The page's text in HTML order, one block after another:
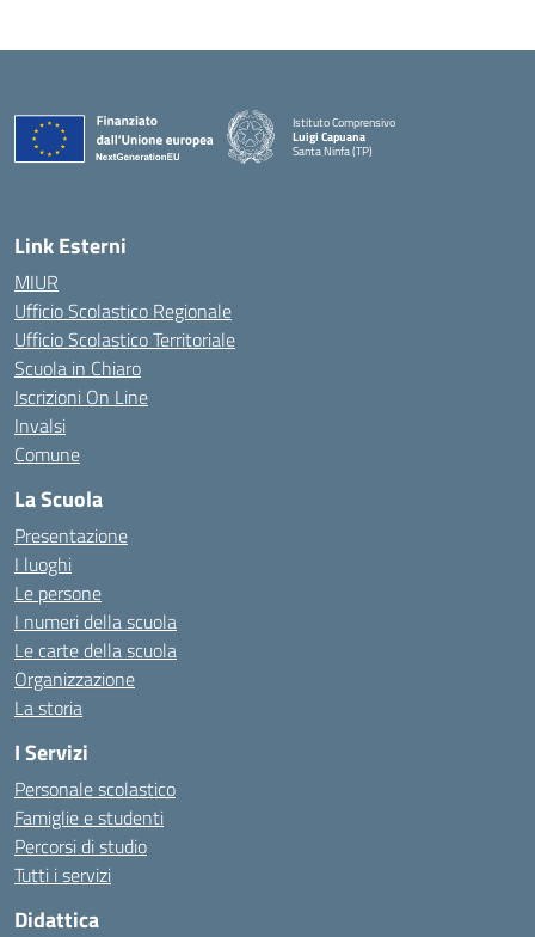
Istituto Comprensivo
Luigi Capuana
Santa Ninfa (TP)
Link Esterni
MIUR
Ufficio Scolastico Regionale
Ufficio Scolastico Territoriale
Scuola in Chiaro
Iscrizioni On Line
Invalsi
Comune
La Scuola
Presentazione
I luoghi
Le persone
I numeri della scuola
Le carte della scuola
Organizzazione
La storia
I Servizi
Personale scolastico
Famiglie e studenti
Percorsi di studio
Tutti i servizi
Didattica